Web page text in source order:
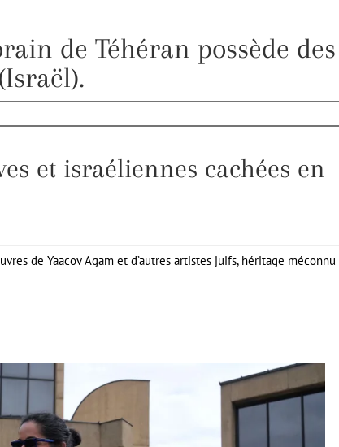
de Téhéran possède des
et israéliennes cachées en
de Yaacov Agam et d’autres artistes juifs, héritage méconnu